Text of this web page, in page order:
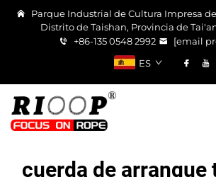
Parque Industrial de Cultura Impresa
Distrito de Taishan, Provincia de
+86-135 0548 2992
[email
ES
cuerda de arranque